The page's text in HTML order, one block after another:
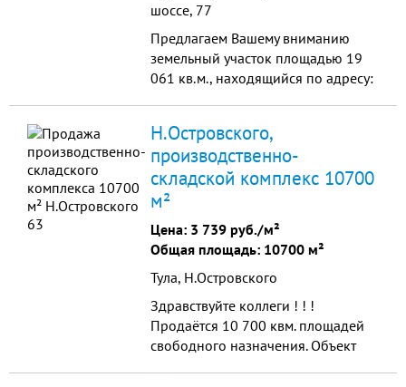
шоссе, 77
Предлагаем Вашему вниманию
земельный участок площадью 19
061 кв.м., находящийся по адресу:
офисные и пр...
Н.Островского,
производственно-
складской комплекс 10700
м²
Цена: 3 739 руб./м²
Общая площадь: 10700 м²
Тула, Н.Островского
Здравствуйте коллеги ! ! !
Продаётся 10 700 квм. площадей
свободного назначения. Объект